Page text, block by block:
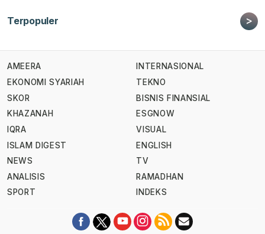
Terpopuler >
AMEERA
EKONOMI SYARIAH
SKOR
KHAZANAH
IQRA
ISLAM DIGEST
NEWS
ANALISIS
SPORT
INTERNASIONAL
TEKNO
BISNIS FINANSIAL
ESGNOW
VISUAL
ENGLISH
TV
RAMADHAN
INDEKS